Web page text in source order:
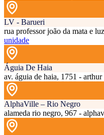
LV - Barueri
rua professor joão da mata e
unidade
Águia De Haia
av. águia de haia, 1751 -
AlphaVille – Rio Negro
alameda rio negro, 967 -